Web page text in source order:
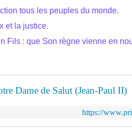
tous les peuples du monde.
et la justice.
Fils : que Son règne vienne en
Dame de Salut (Jean-Paul II)
https://